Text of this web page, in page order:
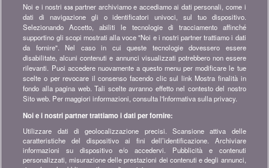
Unitevi alla community
Restate sintonizzati, scoprite tutti i consigli e i suggerimenti per
risparmiare su:
Informazioni su bonus.ch
Chi è bonus.ch? Come funzionano i comparatori? Richieste
stampa, partnership, pubblicità...
Noi e i nostri 638 partner archiviamo e accediamo ai dati personali, come i
dati di navigazione gli o identificatori univoci, sul tuo dispositivo.
Selezionando Accetto, abiliti le tecnologie di tracciamento affinché
supportino gli scopi mostrati alla voce "Noi e i nostri partner trattiamo i dati
da fornire". Nel caso in cui queste tecnologie dovessero essere
disabilitate, alcuni contenuti e annunci visualizzati potrebbero non essere
rilevanti. Puoi accedere nuovamente a questo menu per modificare le tue
scelte o per revocare il consenso facendo clic sul link Mostra finalità in
fondo alla pagina web. Tali scelte avranno effetto nel contesto del nostro
Sito web. Per maggiori informazioni, consulta l'Informativa sulla privacy.
Noi e i nostri partner trattiamo i dati per fornire:
Utilizzare dati di geolocalizzazione precisi. Scansione attiva delle
caratteristiche del dispositivo ai fini dell’identificazione. Archiviare
informazioni su dispositivo e/o accedervi. Pubblicità e contenuti
personalizzati, misurazione delle prestazioni dei contenuti e degli annunci,